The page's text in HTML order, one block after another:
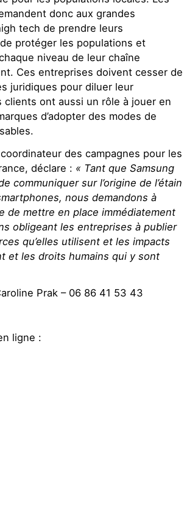
donc aux grandes
tech de prendre leurs
protéger les populations et
niveau de leur chaîne
Ces entreprises doivent cesser de
juridiques pour diluer leur
clients ont aussi un rôle à jouer en
d’adopter des modes de
des campagnes pour les
déclare : « Tant que Samsung
communiquer sur l’origine de l’étain
nous demandons à
de mettre en place immédiatement
obligeant les entreprises à publier
qu’elles utilisent et les impacts
et les droits humains qui y sont
Prak – 06 86 41 53 43
ligne :